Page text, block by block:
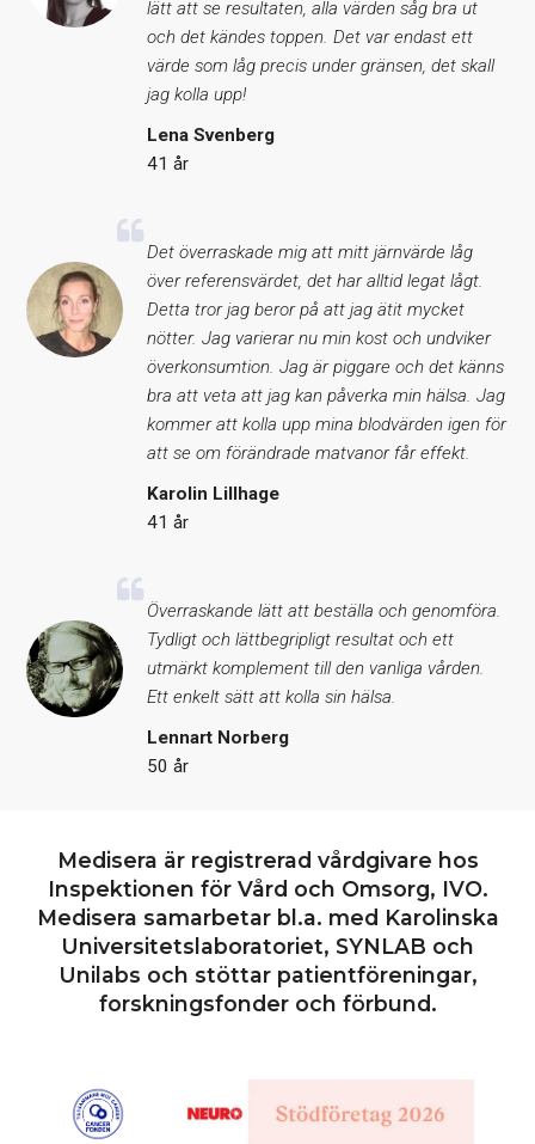
lätt att se resultaten, alla värden såg bra ut
och det kändes toppen. Det var endast ett
värde som låg precis under gränsen, det skall
jag kolla upp!
Lena Svenberg
41 år
Det överraskade mig att mitt järnvärde låg
över referensvärdet, det har alltid legat lågt.
Detta tror jag beror på att jag ätit mycket
nötter. Jag varierar nu min kost och undviker
överkonsumtion. Jag är piggare och det känns
bra att veta att jag kan påverka min hälsa. Jag
kommer att kolla upp mina blodvärden igen för
att se om förändrade matvanor får effekt.
Karolin Lillhage
41 år
Överraskande lätt att beställa och genomföra.
Tydligt och lättbegripligt resultat och ett
utmärkt komplement till den vanliga vården.
Ett enkelt sätt att kolla sin hälsa.
Lennart Norberg
50 år
Medisera är registrerad vårdgivare hos
Inspektionen för Vård och Omsorg, IVO.
Medisera samarbetar bl.a. med Karolinska
Universitetslaboratoriet, SYNLAB och
Unilabs och stöttar patientföreningar,
forskningsfonder och förbund.